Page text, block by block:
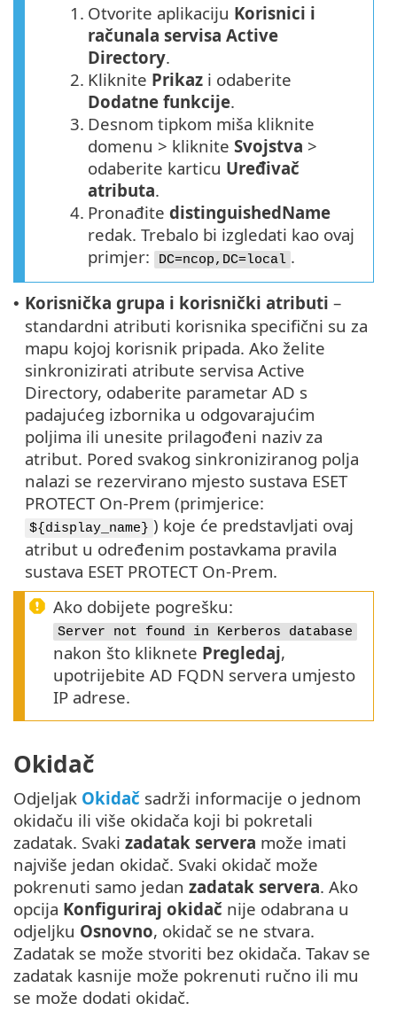
1. Otvorite aplikaciju Korisnici i
računala servisa Active
Directory.
2. Kliknite Prikaz i odaberite
Dodatne funkcije.
3. Desnom tipkom miša kliknite
domenu > kliknite Svojstva >
odaberite karticu Uređivač
atributa.
4. Pronađite distinguishedName
redak. Trebalo bi izgledati kao ovaj
primjer:
DC=ncop,DC=local .
• Korisnička grupa i korisnički atributi –
standardni atributi korisnika specifični su za
mapu kojoj korisnik pripada. Ako želite
sinkronizirati atribute servisa Active
Directory, odaberite parametar AD s
padajućeg izbornika u odgovarajućim
poljima ili unesite prilagođeni naziv za
atribut. Pored svakog sinkroniziranog polja
nalazi se rezervirano mjesto sustava ESET
PROTECT On-Prem (primjerice:
${display_name} ) koje će predstavljati ovaj
atribut u određenim postavkama pravila
sustava ESET PROTECT On-Prem.
Ako dobijete pogrešku:
Server not found in Kerberos database
nakon što kliknete Pregledaj,
upotrijebite AD FQDN servera umjesto
IP adrese.
Okidač
Odjeljak Okidač sadrži informacije o jednom
okidaču ili više okidača koji bi pokretali
zadatak. Svaki zadatak servera može imati
najviše jedan okidač. Svaki okidač može
pokrenuti samo jedan zadatak servera. Ako
opcija Konfiguriraj okidač nije odabrana u
odjeljku Osnovno, okidač se ne stvara.
Zadatak se može stvoriti bez okidača. Takav se
zadatak kasnije može pokrenuti ručno ili mu
se može dodati okidač.